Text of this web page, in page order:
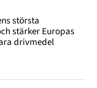
största
stärker Europas
drivmedel